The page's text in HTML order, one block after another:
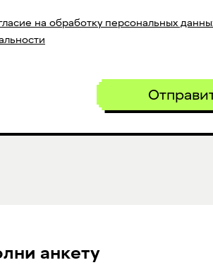
на обработку персональных
анкету